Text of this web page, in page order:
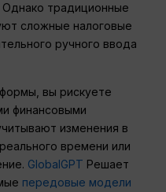
Однако традиционные
сложные налоговые
ручного ввода
вы рискуете
финансовыми
изменения в
времени или
GlobalGPT Решает
передовые модели